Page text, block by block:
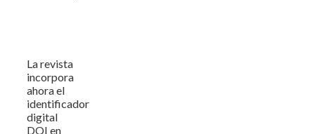
La revista
incorpora
ahora el
identificador
digital
DOI en